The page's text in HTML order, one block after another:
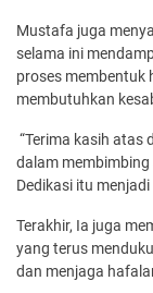
Mustafa juga
selama ini
proses membentuk
membutuhkan
“Terima kasih atas
dalam membimbing
Dedikasi itu
Terakhir, Ia juga
yang terus
dan menjaga